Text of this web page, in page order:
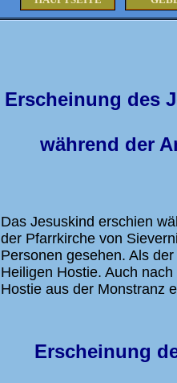
Erscheinung des
während der
Das Jesuskind erschien
der Pfarrkirche von
Personen gesehen. Als
Heiligen Hostie. Auch
Hostie aus der Monstranz
Erscheinung